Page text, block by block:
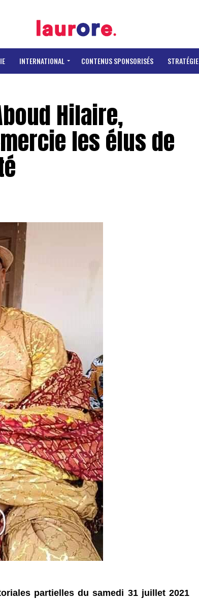
INTERNATIONAL CONTENUS SPONSORISÉS STRATÉGIE
Hilaire,
les élus de
partielles du samedi 31 juillet 2021